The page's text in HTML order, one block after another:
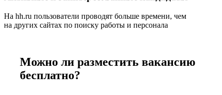
На hh.ru пользователи проводят больше времени, чем
на других сайтах по поиску работы и персонала
Можно ли разместить вакансию
бесплатно?